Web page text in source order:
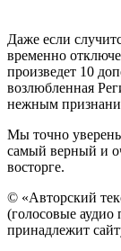
Даже если
временно
произведет 10
возлюбленная
нежным
Мы точно
самый верный и
восторге.
© «Авторский
(голосовые
принадлежит